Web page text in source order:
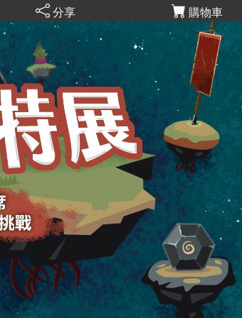
分享 購物車